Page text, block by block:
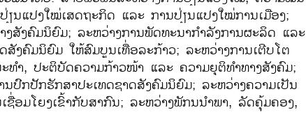
ນ​ແປງ​ໃໝ່​ເສດຖະກິດ ​ແລະ ການ​ປ່ຽນ​ແປງ​ໃໝ່​ການ​ເມືອງ;
ສັງຄົມ​ນິຍົມ; ລະຫວ່າງ​ການ​ພັດທະນາກຳລັງ​ການ​ຜະລິດ ​ແລະ
ງຄົມ​ນິຍົມ​ ໃຫ້​ສົມບູນ​ເທື່ອ​ລະ​ກ້າວ; ລະຫວ່າງ​ການ​ເຕີບ​ໂຕ​
ທຳ, ປະຕິບັດ​ຄວາມ​ກ້າວໜ້າ​ ແລະ ​ຄວາມ​ຍຸຕິທຳທາງ​ສັງຄົມ;
ປົກ​ປັກ​ຮັກສາ​ປະ​ເທດ​ຊາດ​ສັງຄົມ​ນິຍົ​ມ; ລະຫວ່າງ​ຄວາມ​ເປັນ​
ຊື່ອມ​ໂຍງ​ເຂົ້າ​ກັບ​ສາກົນ; ລະຫວ່າງ​ພັກ​ນນຳພາ, ລັດ​ຄຸ້ມ​ຄອງ,